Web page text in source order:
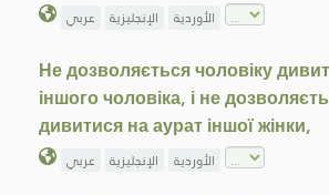
عربي الإنجليزية الأوردية
Не дозволяється чоловіку
іншого чоловіка, і не
дивитися на аурат іншої жінки,
عربي الإنجليزية الأوردية